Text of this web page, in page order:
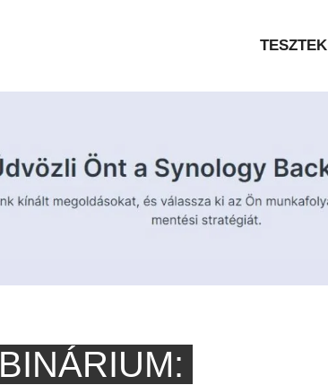
TESZTEK